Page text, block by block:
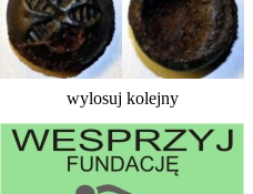
wylosuj kolejny